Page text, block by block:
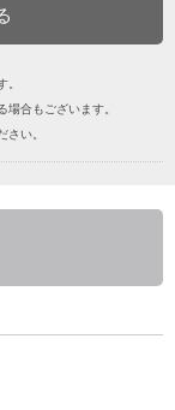
合もございます。
い。